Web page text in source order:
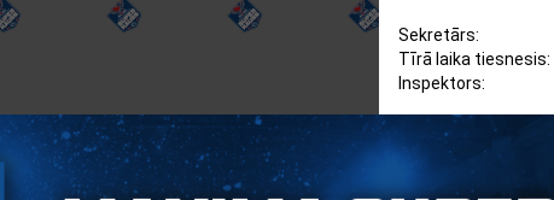
Sekretārs:
Tīrā laika tiesnesis:
Inspektors: